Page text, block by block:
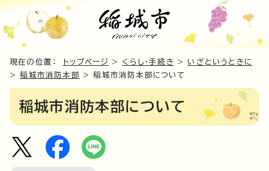
現在の位置： トップページ > くらし・手続き > いざというときに
>稲城市消防本部 > 稲城市消防本部について
稲城市消防本部について